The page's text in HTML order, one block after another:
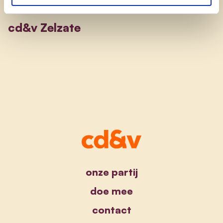
cd&v Zelzate
onze partij
doe mee
contact